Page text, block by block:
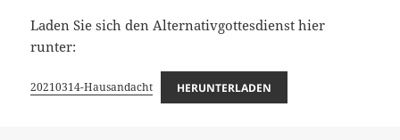
Laden Sie sich den Alternativgottesdienst hier
runter:
20210314-Hausandacht HERUNTERLADEN